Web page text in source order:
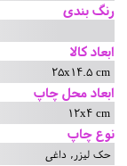
رنگ بندی
ابعاد کالا
25x14.5 cm
ابعاد محل چاپ
12x4 cm
نوع چاپ
حک لیزر, داغی